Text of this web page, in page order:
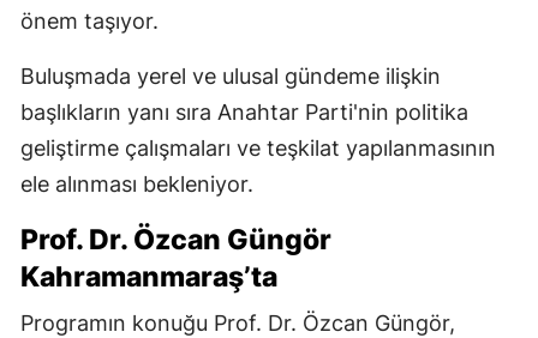
önem taşıyor.
Buluşmada yerel ve ulusal gündeme ilişkin
başlıkların yanı sıra Anahtar Parti'nin politika
geliştirme çalışmaları ve teşkilat yapılanmasının
ele alınması bekleniyor.
Prof. Dr. Özcan Güngör
Kahramanmaraş’ta
Programın konuğu Prof. Dr. Özcan Güngör,